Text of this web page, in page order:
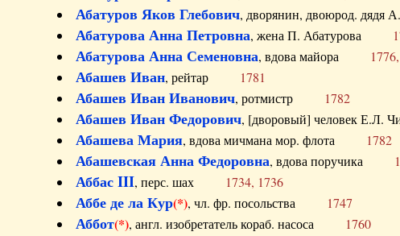
Абатуров Яков Глебович, дворянин, двоюрод.
Абатурова Анна Петровна, жена П. Абатурова
Абатурова Анна Семеновна, вдова майора
Абашев Иван, рейтар 1781
Абашев Иван Иванович, ротмистр 1782
Абашев Иван Федорович, [дворовый] человек
Абашева Мария, вдова мичмана мор. флота 1782
Абашевская Анна Федоровна, вдова поручика
Аббас III, перс. шах 1734, 1736
Аббе де ла Кур(*), чл. фр. посольства 1747
Аббот(*), англ. изобретатель кораб. насоса 1760